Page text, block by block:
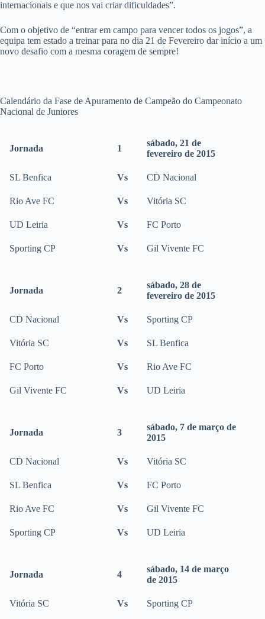
internacionais e que nos vai criar dificuldades”.
Com o objetivo de “entrar em campo para vencer todos os jogos”, a
equipa tem estado a treinar para no dia 21 de Fevereiro dar início a um
novo desafio com a mesma coragem de sempre!
Calendário da Fase de Apuramento de Campeão do Campeonato
Nacional de Juniores
Jornada 1
sábado, 21 de
fevereiro de 2015
SL Benfica Vs CD Nacional
Rio Ave FC Vs Vitória SC
UD Leiria Vs FC Porto
Sporting CP Vs Gil Vivente FC
Jornada 2
sábado, 28 de
fevereiro de 2015
CD Nacional Vs Sporting CP
Vitória SC Vs SL Benfica
FC Porto Vs Rio Ave FC
Gil Vivente FC Vs UD Leiria
Jornada 3
sábado, 7 de março de
2015
CD Nacional Vs Vitória SC
SL Benfica Vs FC Porto
Rio Ave FC Vs Gil Vivente FC
Sporting CP Vs UD Leiria
Jornada 4
sábado, 14 de março
de 2015
Vitória SC Vs Sporting CP